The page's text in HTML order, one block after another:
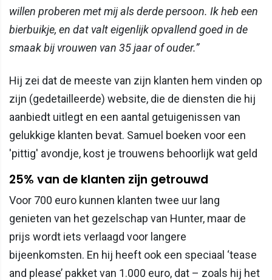
willen proberen met mij als derde persoon. Ik heb een
bierbuikje, en dat valt eigenlijk opvallend goed in de
smaak bij vrouwen van 35 jaar of ouder.”
Hij zei dat de meeste van zijn klanten hem vinden op
zijn (gedetailleerde) website, die de diensten die hij
aanbiedt uitlegt en een aantal getuigenissen van
gelukkige klanten bevat. Samuel boeken voor een
'pittig' avondje, kost je trouwens behoorlijk wat geld
25% van de klanten zijn getrouwd
Voor 700 euro kunnen klanten twee uur lang
genieten van het gezelschap van Hunter, maar de
prijs wordt iets verlaagd voor langere
bijeenkomsten. En hij heeft ook een speciaal ‘tease
and please’ pakket van 1.000 euro, dat – zoals hij het